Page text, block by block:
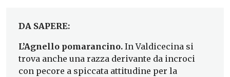
DA SAPERE:
L’Agnello pomarancino. In Valdicecina si
trova anche una razza derivante da incroci
con pecore a spiccata attitudine per la